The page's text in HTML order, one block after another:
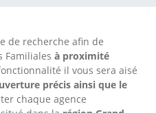
de recherche afin de
Familiales à proximité
il vous sera aisé
précis ainsi que le
chaque agence